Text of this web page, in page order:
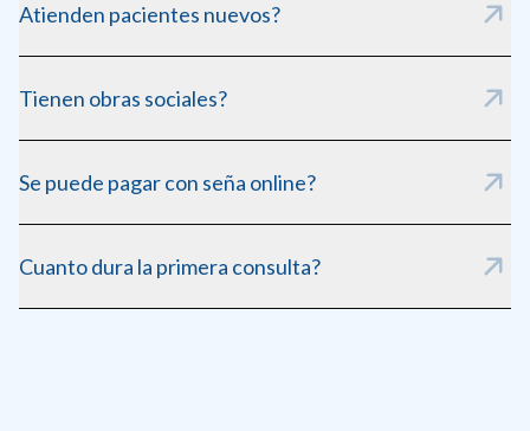
Atienden pacientes nuevos?
inicial online.
Tienen obras sociales?
turno.
Se puede pagar con seña online?
Cuanto dura la primera consulta?